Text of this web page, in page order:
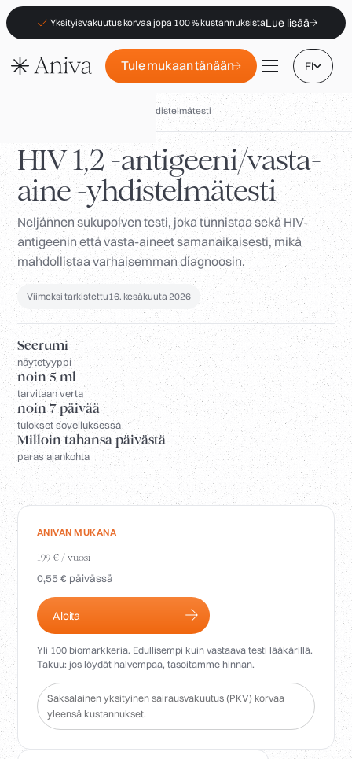
Yksityisvakuutus korvaa jopa 100 % kustannuksistaLue lisää
Tule mukaan tänään FI
Toimipisteet
Jäsenyys
B2B
Usein kysytyt kysymykset
Vakuutus (PKV)
Apteekeille
Kirjaudu sisään
HIV 1,2 Ag/Ab -yhdistelmätesti
HIV 1,2 -antigeeni/vasta-
aine -yhdistelmätesti
Neljännen sukupolven testi, joka tunnistaa sekä HIV-
antigeenin että vasta-aineet samanaikaisesti, mikä
mahdollistaa varhaisemman diagnoosin.
Viimeksi tarkistettu16. kesäkuuta 2026
Seerumi
näytetyyppi
noin 5 ml
tarvitaan verta
noin 7 päivää
tulokset sovelluksessa
Milloin tahansa päivästä
paras ajankohta
ANIVAN MUKANA
199 € / vuosi
0,55 € päivässä
Aloita
Yli 100 biomarkkeria. Edullisempi kuin vastaava testi lääkärillä.
Takuu: jos löydät halvempaa, tasoitamme hinnan.
Saksalainen yksityinen sairausvakuutus (PKV) korvaa
yleensä kustannukset.